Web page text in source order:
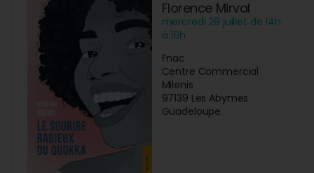
Florence Mirval
mercredi 29 juillet de 14h
à 16h
Fnac
Centre Commercial
Milenis
97139 Les Abymes
Guadeloupe